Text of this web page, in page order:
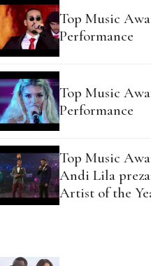
Top Music
Performance
Top Music
Performance
Top Music
Andi Lila
Artist of the